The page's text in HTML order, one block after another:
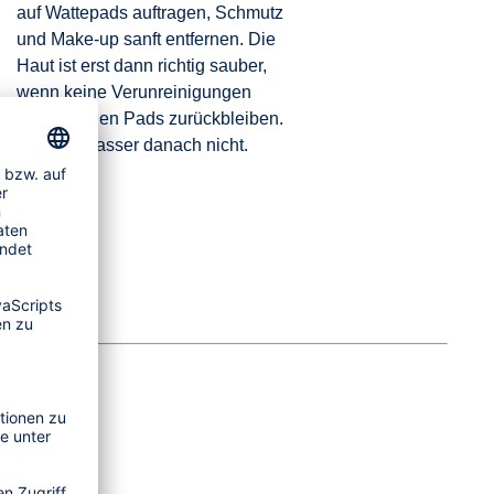
auf Wattepads auftragen, Schmutz
und Make-up sanft entfernen. Die
Haut ist erst dann richtig sauber,
wenn keine Verunreinigungen
mehr auf den Pads zurückbleiben.
Mizellenwasser danach nicht.